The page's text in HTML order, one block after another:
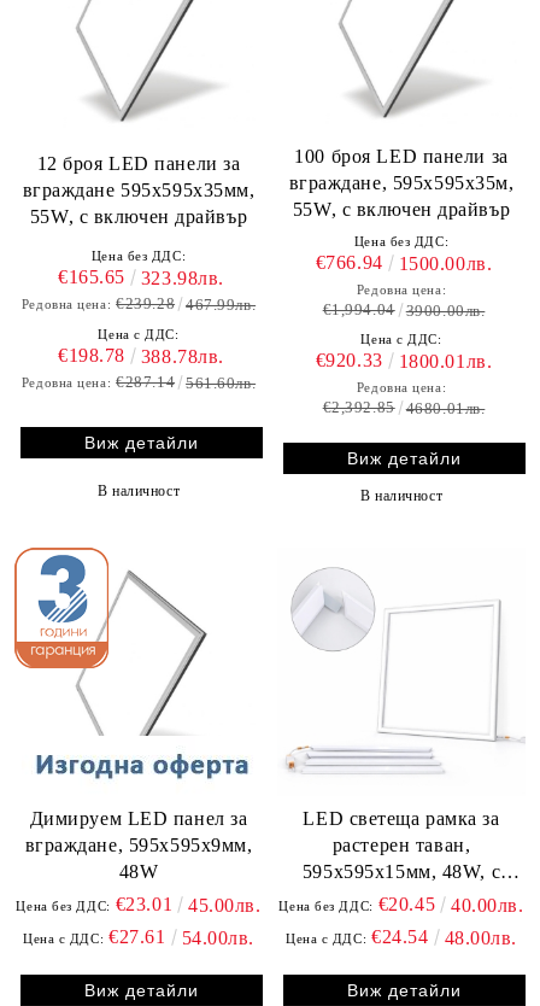
12 броя LED панели за
вграждане 595х595х35мм,
55W, с включен драйвър
Цена без ДДС:
€165.65 323.98лв.
Редовна цена: €239.28 467.99лв.
Цена с ДДС:
€198.78 388.78лв.
Редовна цена: €287.14 561.60лв.
Виж детайли
В наличност
100 броя LED панели за
вграждане, 595х595х35м,
55W, с включен драйвър
Цена без ДДС:
€766.94 1500.00лв.
Редовна цена:
€1,994.04 3900.00лв.
Цена с ДДС:
€920.33 1800.01лв.
Редовна цена:
€2,392.85 4680.01лв.
Виж детайли
В наличност
Димируем LED панел за
вграждане, 595х595х9мм,
48W
Цена без ДДС: €23.01 45.00лв.
Цена с ДДС: €27.61 54.00лв.
Виж детайли
LED светеща рамка за
растерен таван,
595х595x15мм, 48W, с
включен драйвър
Цена без ДДС: €20.45 40.00лв.
Цена с ДДС: €24.54 48.00лв.
Виж детайли